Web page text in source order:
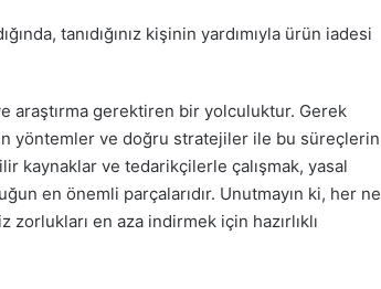
tanıdığınız kişinin yardımıyla ürün iadesi
araştırma gerektiren bir yolculuktur. Gerek
yöntemler ve doğru stratejiler ile bu süreçlerin
kaynaklar ve tedarikçilerle çalışmak, yasal
en önemli parçalarıdır. Unutmayın ki, her ne
en aza indirmek için hazırlıklı